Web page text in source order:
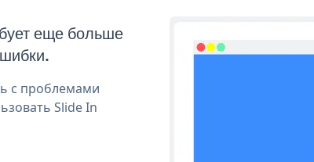
еще больше
с проблемами
Slide In